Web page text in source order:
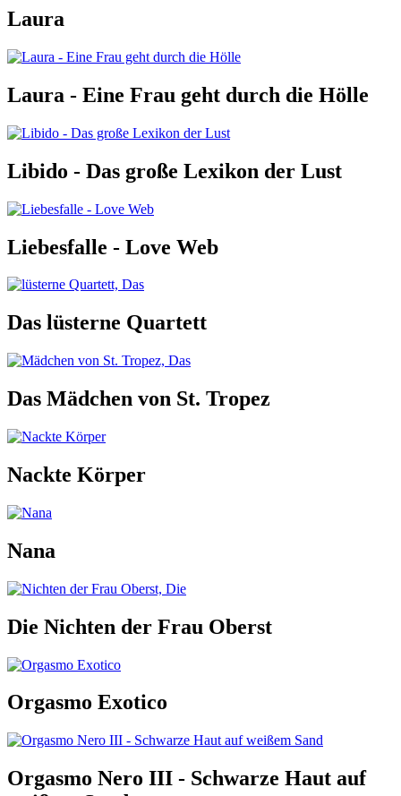
Laura
Laura - Eine Frau geht durch die Hölle
Libido - Das große Lexikon der Lust
Liebesfalle - Love Web
Das lüsterne Quartett
Das Mädchen von St. Tropez
Nackte Körper
Nana
Die Nichten der Frau Oberst
Orgasmo Exotico
Orgasmo Nero III - Schwarze Haut auf